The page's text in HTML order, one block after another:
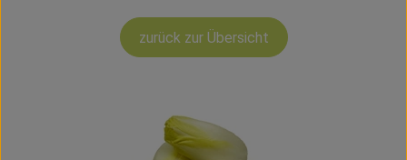
zurück zur Übersicht